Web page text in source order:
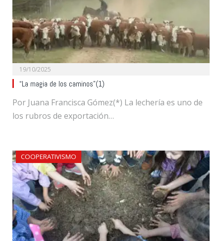
19/10/2025
“La magia de los caminos”(1)
Por Juana Francisca Gómez(*) La lechería es uno de
los rubros de exportación…
COOPERATIVISMO